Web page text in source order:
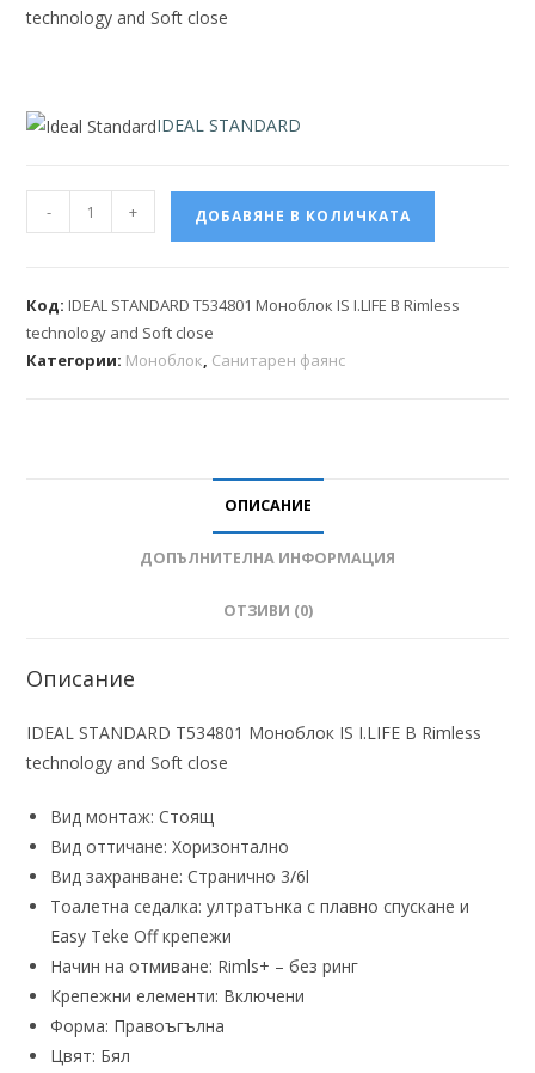
technology and Soft close
IDEAL STANDARD
- + ДОБАВЯНЕ В КОЛИЧКАТА
Код:IDEAL STANDARD T534801 Моноблок IS I.LIFE B Rimless
technology and Soft close
Категории: Моноблок, Санитарен фаянс
ОПИСАНИЕ
ДОПЪЛНИТЕЛНА ИНФОРМАЦИЯ
ОТЗИВИ (0)
Описание
IDEAL STANDARD T534801 Моноблок IS I.LIFE B Rimless
technology and Soft close
Вид монтаж: Стоящ
Вид оттичане: Хоризонтално
Вид захранване: Странично 3/6l
Тоалетна седалка: ултратънка с плавно спускане и
Easy Teke Off крепежи
Начин на отмиване: Rimls+ – без ринг
Крепежни елементи: Включени
Форма: Правоъгълна
Цвят: Бял